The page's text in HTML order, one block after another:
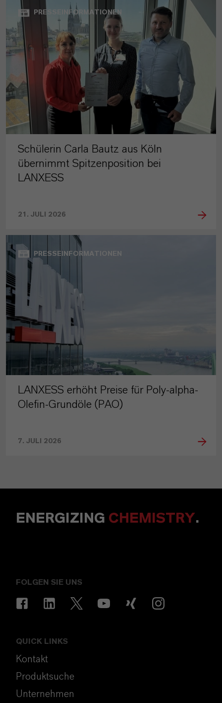
PRESSEINFORMATIONEN
Schülerin Carla Bautz aus Köln
übernimmt Spitzenposition bei
LANXESS
21. JULI 2026
PRESSEINFORMATIONEN
LANXESS erhöht Preise für Poly-alpha-
Olefin-Grundöle (PAO)
7. JULI 2026
ENERGIZING CHEMISTRY.
FOLGEN SIE UNS
QUICK LINKS
Kontakt
Produktsuche
Unternehmen